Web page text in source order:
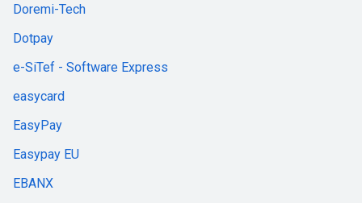
Doremi-Tech
Dotpay
e-SiTef - Software Express
easycard
EasyPay
Easypay EU
EBANX